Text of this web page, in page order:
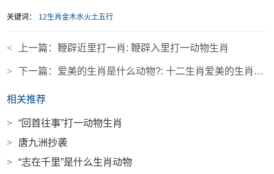
关键词： 12生肖金木水火土五行
< 上一篇：鞭辟近里打一肖: 鞭辟入里打一动物生肖
> 下一篇： 爱美的生肖是什么动物?: 十二生肖爱美的生肖是哪一个
相关推荐
>
“回首往事”打一动物生肖
>
唐九洲抄袭
>
“志在千里”是什么生肖动物